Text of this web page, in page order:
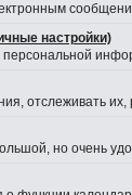
настройки)
персональной
отслеживать
но очень